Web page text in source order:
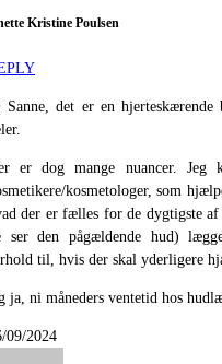
Kristine Poulsen
Sanne, det er en
er dog mange nuancer. Jeg
kosmetologer, som
der er fælles for de dygtigste
ser den pågældende hud)
til, hvis der skal yderligere
ja, ni måneders ventetid hos
09/2024